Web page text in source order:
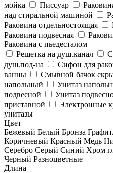
мойка
Писсуар
над стиральной машиной
Раковина отдельностоящая
Раковина подвесная
Раковина с пьедесталом
Решетка на душ.канал
душ.под-на
Сифон для
ванны
Смывной бачок
напольный
Унитаз
подвесной
Унитаз
приставной
Электронные
унитазы
Цвет
Бежевый Белый Бронза
Коричневый Красный Медь
Серебро Серый Синий Хром
Черный Разноцветные
Длина